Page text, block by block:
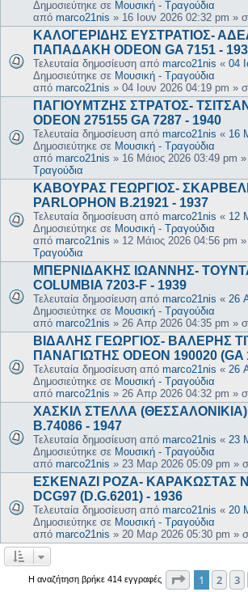
Δημοσιεύτηκε σε Μουσική - Τραγούδια
από marco21nis » 16 Ιουν 2026 02:32 pm »
ΚΑΛΟΓΕΡΙΔΗΣ ΕΥΣΤΡΑΤΙΟΣ-
ΠΑΠΑΔΑΚΗ ODEON GA 7151 -
Τελευταία δημοσίευση από marco21nis « 04
Δημοσιεύτηκε σε Μουσική - Τραγούδια
από marco21nis » 04 Ιουν 2026 04:19 pm »
ΠΑΓΙΟΥΜΤΖΗΣ ΣΤΡΑΤΟΣ-
ODEON 275155 GA 7287 - 1940
Τελευταία δημοσίευση από marco21nis « 16
Δημοσιεύτηκε σε Μουσική - Τραγούδια
από marco21nis » 16 Μάιος 2026 03:49 pm
Τραγούδια
ΚΑΒΟΥΡΑΣ ΓΕΩΡΓΙΟΣ-
PARLOPHON B.21921 - 1937
Τελευταία δημοσίευση από marco21nis « 12
Δημοσιεύτηκε σε Μουσική - Τραγούδια
από marco21nis » 12 Μάιος 2026 04:56 pm
Τραγούδια
ΜΠΕΡΝΙΔΑΚΗΣ ΙΩΑΝΝΗΣ-
COLUMBIA 7203-F - 1939
Τελευταία δημοσίευση από marco21nis « 26
Δημοσιεύτηκε σε Μουσική - Τραγούδια
από marco21nis » 26 Απρ 2026 04:35 pm »
ΒΙΔΑΛΗΣ ΓΕΩΡΓΙΟΣ- ΒΑΛΕΡΗΣ
ΠΑΝΑΓΙΩΤΗΣ ODEON 190020 (GA
Τελευταία δημοσίευση από marco21nis « 26
Δημοσιεύτηκε σε Μουσική - Τραγούδια
από marco21nis » 26 Απρ 2026 04:32 pm »
ΧΑΣΚΙΛ ΣΤΕΛΛΑ (ΘΕΣΣΑΛΟΝΙΚΙΑ)
B.74086 - 1947
Τελευταία δημοσίευση από marco21nis « 23
Δημοσιεύτηκε σε Μουσική - Τραγούδια
από marco21nis » 23 Μαρ 2026 05:09 pm »
ΕΣΚΕΝΑΖΙ ΡΟΖΑ- ΚΑΡΑΚΩΣΤΑΣ
DCG97 (D.G.6201) - 1936
Τελευταία δημοσίευση από marco21nis « 20
Δημοσιεύτηκε σε Μουσική - Τραγούδια
από marco21nis » 20 Μαρ 2026 05:30 pm »
Η αναζήτηση βρήκε 414 εγγραφές Σελίδα
1 2 3